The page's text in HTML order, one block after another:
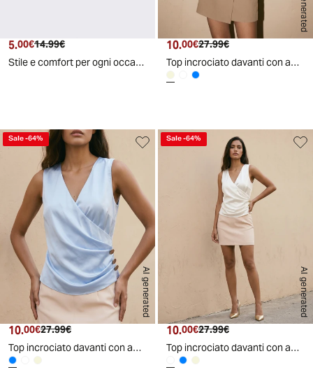
Prezzo attuale
5.00€ Prezzo originale
14.99€
Stile e comfort per ogni occasione - Denim
Prezzo attuale
10.00€ Prezzo originale
27.99€
Top incrociato davanti con applicazioni donna - Beige
AI generated
Sale-64%
Prezzo attuale
10.00€ Prezzo originale
27.99€
Top incrociato davanti con applicazioni donna - Celeste
AI generated
Sale-64%
Prezzo attuale
10.00€ Prezzo originale
27.99€
Top incrociato davanti con applicazioni donna - Bianco latte